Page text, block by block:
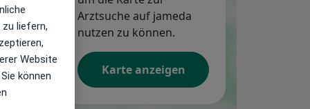
Arztsuche auf jameda
nutzen zu können.
Karte anzeigen
liefern,
Website
können